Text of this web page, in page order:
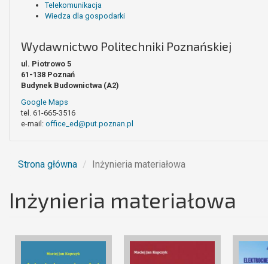
Telekomunikacja
Wiedza dla gospodarki
Wydawnictwo Politechniki Poznańskiej
ul. Piotrowo 5
61-138 Poznań
Budynek Budownictwa (A2)
Google Maps
tel. 61-665-3516
e-mail: office_ed@put.poznan.pl
Strona główna Inżynieria materiałowa
Inżynieria materiałowa